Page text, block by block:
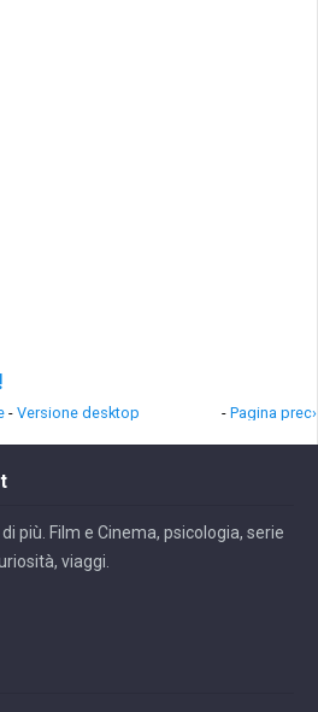
- Pagina prec›
- Versione desktop
più. Film e Cinema, psicologia, serie
viaggi.